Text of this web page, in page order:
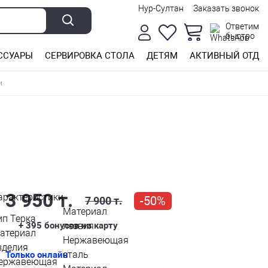
Нур-Султан
Заказать звонок
Ответим
быстро
СЕРВИРОВКА СТОЛА ДЕТЯМ АКТИВНЫЙ
3 950 т. 7 900 т. -50%
+ 395 бонусов на карту
Только онлайн
Терка
Материал
лезвия
Нержавеющая
сталь